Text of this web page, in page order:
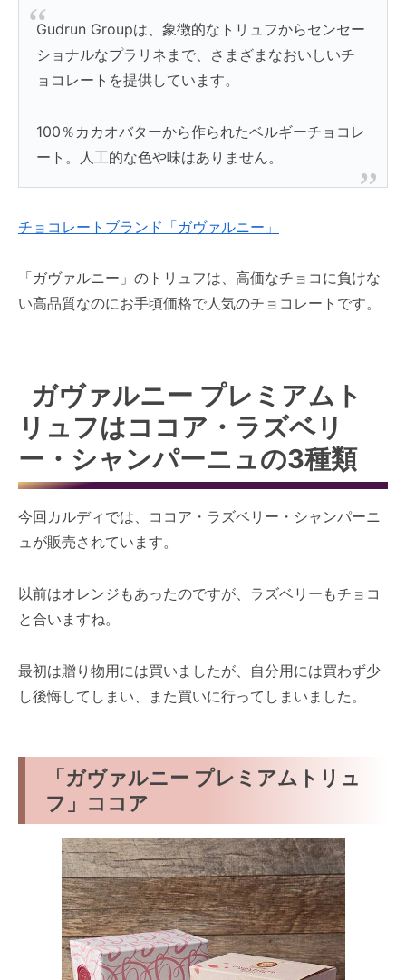
Gudrun Groupは、象徴的なトリュフからセンセー
ショナルなプラリネまで、さまざまなおいしいチ
ョコレートを提供しています。
100％カカオバターから作られたベルギーチョコレ
ート。人工的な色や味はありません。
チョコレートブランド「ガヴァルニー」
「ガヴァルニー」のトリュフは、高価なチョコに負けな
い高品質なのにお手頃価格で人気のチョコレートです。
ガヴァルニー プレミアムト
リュフはココア・ラズベリ
ー・シャンパーニュの3種類
今回カルディでは、ココア・ラズベリー・シャンパーニ
ュが販売されています。
以前はオレンジもあったのですが、ラズベリーもチョコ
と合いますね。
最初は贈り物用には買いましたが、自分用には買わず少
し後悔してしまい、また買いに行ってしまいました。
「ガヴァルニー プレミアムトリュ
フ」ココア